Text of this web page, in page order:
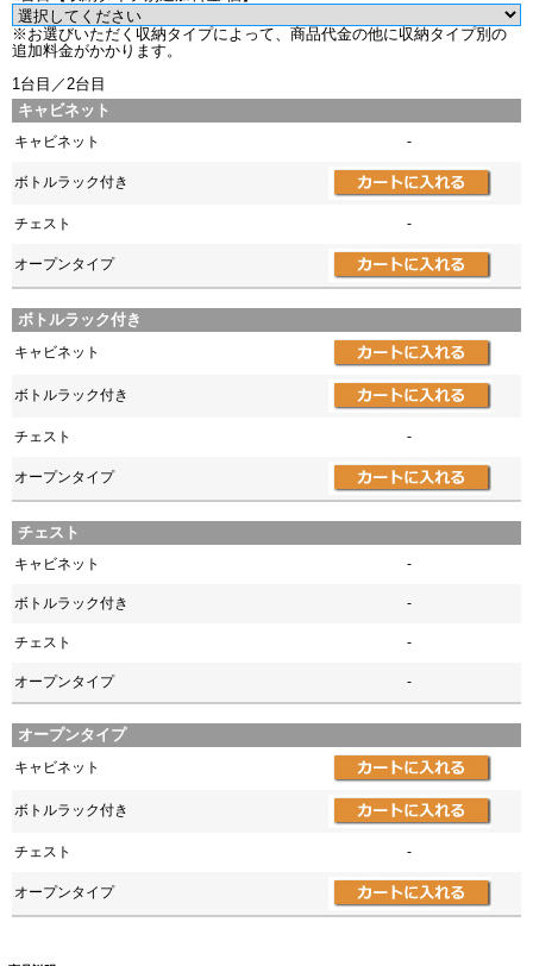
※お選びいただく収納タイプによって、商品代金の他に収納タイプ別の
追加料金がかかります。
1台目／2台目
キャビネット
キャビネット -
ボトルラック付き
チェスト -
オープンタイプ
ボトルラック付き
キャビネット
ボトルラック付き
チェスト -
オープンタイプ
チェスト
キャビネット -
ボトルラック付き -
チェスト -
オープンタイプ -
オープンタイプ
キャビネット
ボトルラック付き
チェスト -
オープンタイプ